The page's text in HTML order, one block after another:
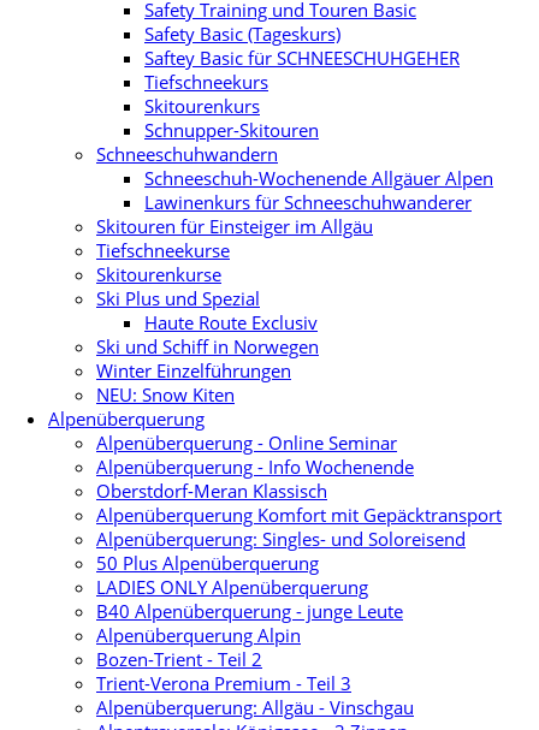
Safety Training und Touren Basic
Safety Basic (Tageskurs)
Saftey Basic für SCHNEESCHUHGEHER
Tiefschneekurs
Skitourenkurs
Schnupper-Skitouren
Schneeschuhwandern
Schneeschuh-Wochenende Allgäuer Alpen
Lawinenkurs für Schneeschuhwanderer
Skitouren für Einsteiger im Allgäu
Tiefschneekurse
Skitourenkurse
Ski Plus und Spezial
Haute Route Exclusiv
Ski und Schiff in Norwegen
Winter Einzelführungen
NEU: Snow Kiten
Alpenüberquerung
Alpenüberquerung - Online Seminar
Alpenüberquerung - Info Wochenende
Oberstdorf-Meran Klassisch
Alpenüberquerung Komfort mit Gepäcktransport
Alpenüberquerung: Singles- und Soloreisend
50 Plus Alpenüberquerung
LADIES ONLY Alpenüberquerung
B40 Alpenüberquerung - junge Leute
Alpenüberquerung Alpin
Bozen-Trient - Teil 2
Trient-Verona Premium - Teil 3
Alpenüberquerung: Allgäu - Vinschgau